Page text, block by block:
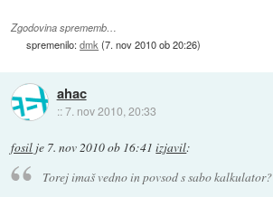
Zgodovina sprememb…
spremenilo:dmk (7. nov 2010 ob 20:26)
ahac
::7. nov 2010, 20:33
fosil je 7. nov 2010 ob 16:41 izjavil:
Torej imaš vedno in povsod s sabo kalkulator?